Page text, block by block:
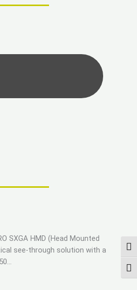
SXGA HMD (Head Mounted
see-through solution with a